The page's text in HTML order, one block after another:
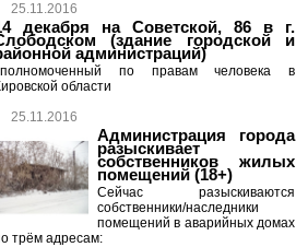
25.11.2016
декабря на Советской, 86 в г.
(здание городской и
администраций)
по правам человека в
области
25.11.2016
Администрация города
разыскивает
собственников жилых
помещений (18+)
Сейчас разыскиваются
собственники/наследники
помещений в аварийных домах
трём адресам: